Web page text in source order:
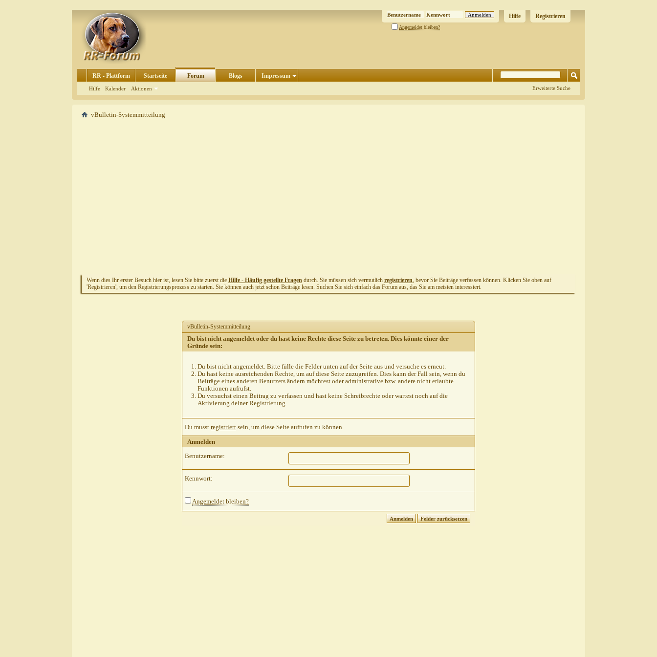
Registrieren
Hilfe
Angemeldet bleiben?
RR - Plattform Startseite Forum
Hilfe Kalender Aktionen
Blogs Impressum
Erweiterte Suche
vBulletin-Systemmitteilung
Wenn dies Ihr erster Besuch hier ist, lesen Sie bitte zuerst die Hilfe - Häufig gestellte Fragen durch. Sie müssen sich vermutlich registrieren, bevor Sie Beiträge verfassen können. Klicken Sie oben auf
'Registrieren', um den Registrierungsprozess zu starten. Sie können auch jetzt schon Beiträge lesen. Suchen Sie sich einfach das Forum aus, das Sie am meisten interessiert.
vBulletin-Systemmitteilung
Du bist nicht angemeldet oder du hast keine Rechte diese Seite zu betreten. Dies könnte einer der
Gründe sein:
Du bist nicht angemeldet. Bitte fülle die Felder unten auf der Seite aus und versuche es erneut.
Du hast keine ausreichenden Rechte, um auf diese Seite zuzugreifen. Dies kann der Fall sein, wenn du
Beiträge eines anderen Benutzers ändern möchtest oder administrative bzw. andere nicht erlaubte
Funktionen aufrufst.
Du versuchst einen Beitrag zu verfassen und hast keine Schreibrechte oder wartest noch auf die
Aktivierung deiner Registrierung.
Du musst registriert sein, um diese Seite aufrufen zu können.
Anmelden
Benutzername:
Kennwort:
Angemeldet bleiben?